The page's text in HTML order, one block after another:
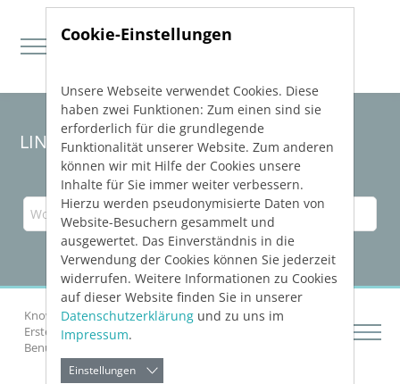
Direkt zur Hauptnavigation springen
Direkt zum Inhalt springen
LINEAR Solutions25für Revit
Knowledge Base Revit
Erste Schritte
Erste Schritte mitLINEAR Solutions
Benutzeroberfläche
Cookie-Einstellungen
Unsere Webseite verwendet Cookies. Diese
haben zwei Funktionen: Zum einen sind sie
erforderlich für die grundlegende
Funktionalität unserer Website. Zum anderen
können wir mit Hilfe der Cookies unsere
Inhalte für Sie immer weiter verbessern.
Hierzu werden pseudonymisierte Daten von
Website-Besuchern gesammelt und
ausgewertet. Das Einverständnis in die
Verwendung der Cookies können Sie jederzeit
widerrufen. Weitere Informationen zu Cookies
auf dieser Website finden Sie in unserer
Datenschutzerklärung und zu uns im
Impressum.
Einstellungen